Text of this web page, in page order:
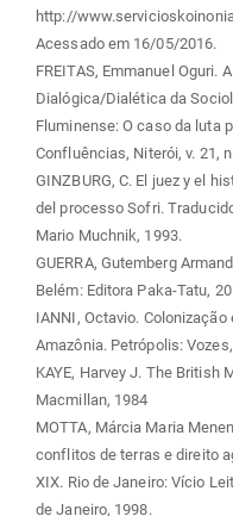
http://
Acessado em 16/05/2016.
FREITAS, Emmanuel Oguri.
Dialógica/Dialética da
Fluminense: O caso da luta
Confluências, Niterói, v. 21,
GINZBURG, C. El juez y el
del processo Sofri.
Mario Muchnik, 1993.
GUERRA, Gutemberg
Belém: Editora Paka-Tatu,
IANNI, Octavio.
Amazônia. Petrópolis:
KAYE, Harvey J. The British
Macmillan, 1984
MOTTA, Márcia Maria
conflitos de terras e direito
XIX. Rio de Janeiro: Vício
de Janeiro, 1998.